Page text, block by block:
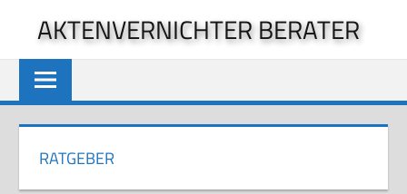
springen
AKTENVERNICHTER BERATER
RATGEBER